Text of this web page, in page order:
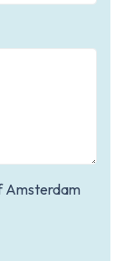
Amsterdam